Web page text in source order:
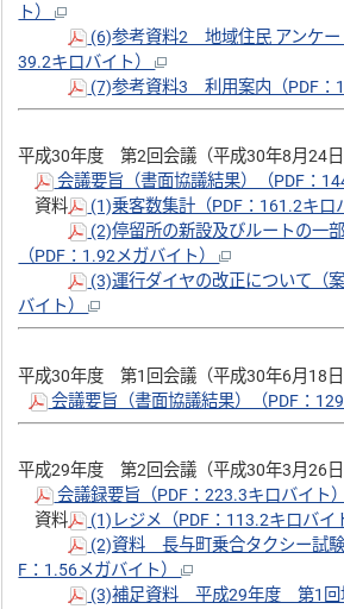
ト）
(6)参考資料2 地域住民 アンケー
39.2キロバイト）
(7)参考資料3 利用案内（PDF：
平成30年度 第2回会議（平成30年8月24日
会議要旨（書面協議結果）（PDF：
資料
(1)乗客数集計（PDF：161.2キロ
(2)停留所の新設及びルートの一
（PDF：1.92メガバイト）
(3)運行ダイヤの改正について（
バイト）
平成30年度 第1回会議（平成30年6月18日
会議要旨（書面協議結果）（PDF：
平成29年度 第2回会議（平成30年3月26日
会議録要旨（PDF：223.3キロバイト
資料
(1)レジメ（PDF：113.2キロバイ
(2)資料 長与町乗合タクシー試
F：1.56メガバイト）
(3)補足資料 平成29年度 第1回